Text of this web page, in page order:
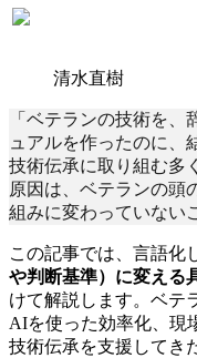
清水直樹
「ベテランの技術を
ュアルを作ったのに
技術伝承に取り組む多
原因は、ベテランの頭
組みに変わっていない
この記事では、言語化
や判断基準）に変える
けて解説します。ベテ
AIを使った効率化、現
技術伝承を支援してき